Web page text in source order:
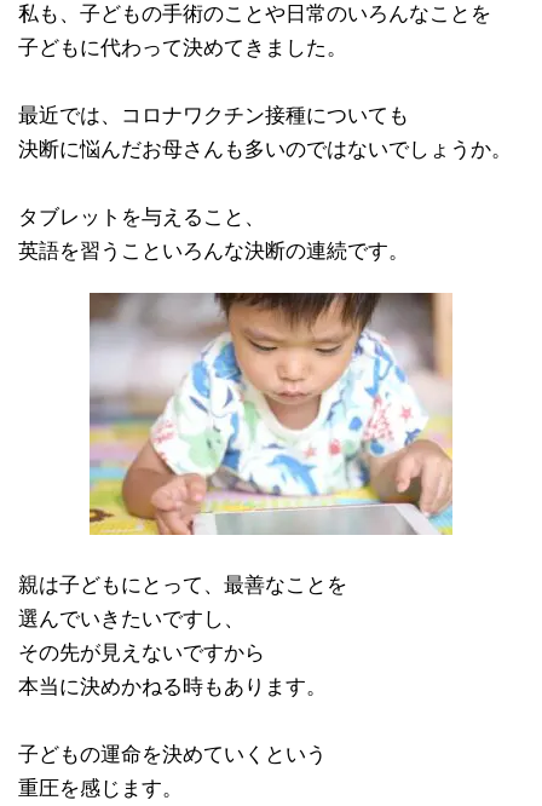
私も、子どもの手術のことや日常のいろんなことを
子どもに代わって決めてきました。
最近では、コロナワクチン接種についても
決断に悩んだお母さんも多いのではないでしょうか。
タブレットを与えること、
英語を習うこといろんな決断の連続です。
親は子どもにとって、最善なことを
選んでいきたいですし、
その先が見えないですから
本当に決めかねる時もあります。
子どもの運命を決めていくという
重圧を感じます。